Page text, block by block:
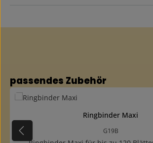
Produktgalerie überspringen
passendes Zubehör
Ringbinder Maxi
G19B